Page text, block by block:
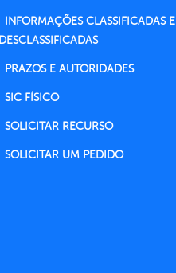
INFORMAÇÕES CLASSIFICADAS E
DESCLASSIFICADAS
PRAZOS E AUTORIDADES
SIC FÍSICO
SOLICITAR RECURSO
SOLICITAR UM PEDIDO